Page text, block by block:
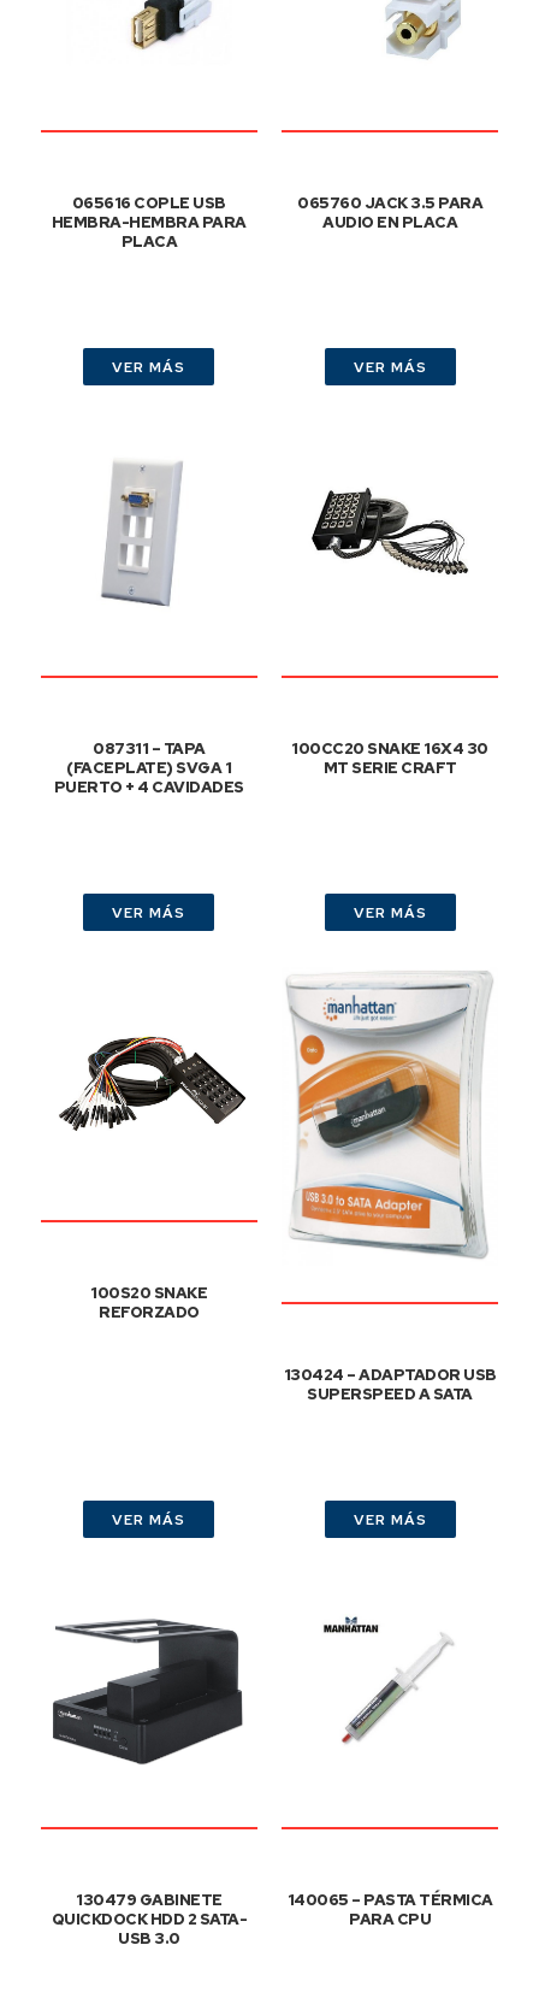
065616 COPLE USB
HEMBRA-HEMBRA PARA
PLACA
VER MÁS
065760 JACK 3.5 PARA
AUDIO EN PLACA
VER MÁS
087311 – TAPA
(FACEPLATE) SVGA 1
PUERTO + 4 CAVIDADES
VER MÁS
100CC20 SNAKE 16X4 30
MT SERIE CRAFT
VER MÁS
100S20 SNAKE
REFORZADO
VER MÁS
130424 – ADAPTADOR USB
SUPERSPEED A SATA
VER MÁS
130479 GABINETE
QUICKDOCK HDD 2 SATA-
USB 3.0
140065 – PASTA TÉRMICA
PARA CPU